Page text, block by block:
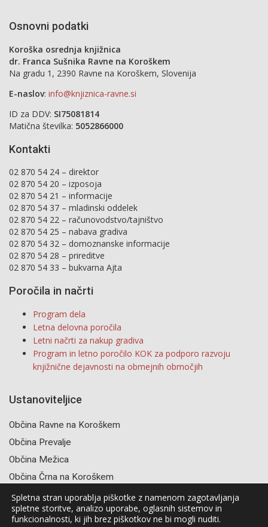
Osnovni podatki
Koroška osrednja knjižnica
dr. Franca Sušnika Ravne na Koroškem
Na gradu 1, 2390 Ravne na Koroškem, Slovenija
E-naslov: info@knjiznica-ravne.si
ID za DDV: SI75081814
Matična številka: 5052866000
Kontakti
02 870 54 24 – direktor
02 870 54 20 – izposoja
02 870 54 21 – informacije
02 870 54 37 – mladinski oddelek
02 870 54 22 – računovodstvo/tajništvo
02 870 54 25 – nabava gradiva
02 870 54 32 – domoznanske informacije
02 870 54 28 – prireditve
02 870 54 33 – bukvarna Ajta
Poročila in načrti
Program dela
Letna delovna poročila
Letni načrti za nakup gradiva
Program in letno poročilo KOK za podporo razvoju
knjižnične dejavnosti na obmejnih območjih
Ustanoviteljice
Občina Ravne na Koroškem
Občina Prevalje
Občina Mežica
Občina Črna na Koroškem
Spletna stran uporablja piškotke z namenom zagotavljanja
spletne storitve, analizo uporabe, oglasnih sistemov in
funkcionalnosti, ki jih brez piškotkov ne bi mogli nuditi.